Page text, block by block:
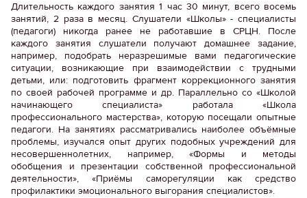
Длительность каждого занятия 1 час 30 минут, всего восемь
занятий, 2 раза в месяц. Слушатели «Школы» - специалисты
(педагоги) никогда ранее не работавшие в СРЦН. После
каждого занятия слушатели получают домашнее задание,
например, подобрать неразрешимые вами педагогические
ситуации, возникающие при взаимодействии с трудными
детьми, или: подготовить фрагмент коррекционного занятия
по своей рабочей программе и др. Параллельно со «Школой
начинающего специалиста» работала «Школа
профессионального мастерства», которую посещали опытные
педагоги. На занятиях рассматривались наиболее объёмные
проблемы, изучался опыт других подобных учреждений для
несовершеннолетних, например, «Формы и методы
обобщения и презентации собственной профессиональной
деятельности», «Приёмы саморегуляции как средство
профилактики эмоционального выгорания специалистов».